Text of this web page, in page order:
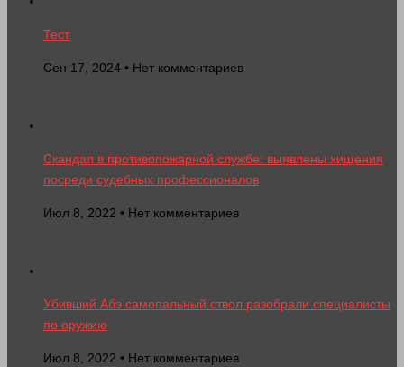
Тест
Сен 17, 2024 • Нет комментариев
Скандал в противопожарной службе: выявлены хищения
посреди судебных профессионалов
Июл 8, 2022 • Нет комментариев
Убивший Абэ самопальный ствол разобрали специалисты
по оружию
Июл 8, 2022 • Нет комментариев